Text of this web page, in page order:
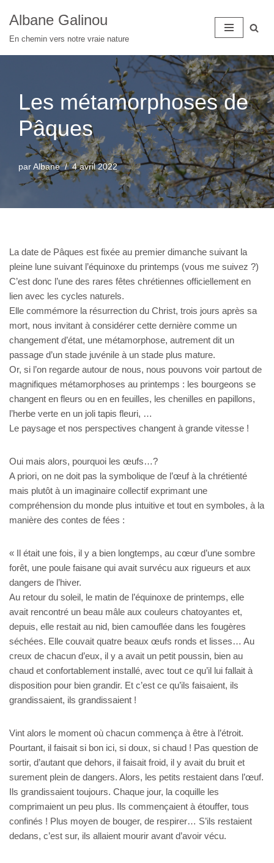
Albane Galinou
En chemin vers notre vraie nature
Les métamorphoses de
Pâques
par Albane 4 avril 2022
La date de Pâques est fixée au premier dimanche suivant la
pleine lune suivant l’équinoxe du printemps (vous me suivez ?)
C’est donc l’une des rares fêtes chrétiennes officiellement en
lien avec les cycles naturels.
Elle commémore la résurrection du Christ, trois jours après sa
mort, nous invitant à considérer cette dernière comme un
changement d’état, une métamorphose, autrement dit un
passage d’un stade juvénile à un stade plus mature.
Or, si l’on regarde autour de nous, nous pouvons voir partout de
magnifiques métamorphoses au printemps : les bourgeons se
changent en fleurs ou en en feuilles, les chenilles en papillons,
l’herbe verte en un joli tapis fleuri, …
Le paysage et nos perspectives changent à grande vitesse !
Oui mais alors, pourquoi les œufs…?
A priori, on ne doit pas la symbolique de l’œuf à la chrétienté
mais plutôt à un imaginaire collectif exprimant une
compréhension du monde plus intuitive et tout en symboles, à la
manière des contes de fées :
« Il était une fois, il y a bien longtemps, au cœur d’une sombre
forêt, une poule faisane qui avait survécu aux rigueurs et aux
dangers de l’hiver.
Au retour du soleil, le matin de l’équinoxe de printemps, elle
avait rencontré un beau mâle aux couleurs chatoyantes et,
depuis, elle restait au nid, bien camouflée dans les fougères
séchées. Elle couvait quatre beaux œufs ronds et lisses… Au
creux de chacun d’eux, il y a avait un petit poussin, bien au
chaud et confortablement installé, avec tout ce qu’il lui fallait à
disposition pour bien grandir. Et c’est ce qu’ils faisaient, ils
grandissaient, ils grandissaient !
Vint alors le moment où chacun commença à être à l’étroit.
Pourtant, il faisait si bon ici, si doux, si chaud ! Pas question de
sortir, d’autant que dehors, il faisait froid, il y avait du bruit et
surement plein de dangers. Alors, les petits restaient dans l’œuf.
Ils grandissaient toujours. Chaque jour, la coquille les
comprimaient un peu plus. Ils commençaient à étouffer, tous
confinés ! Plus moyen de bouger, de respirer… S’ils restaient
dedans, c’est sur, ils allaient mourir avant d’avoir vécu.